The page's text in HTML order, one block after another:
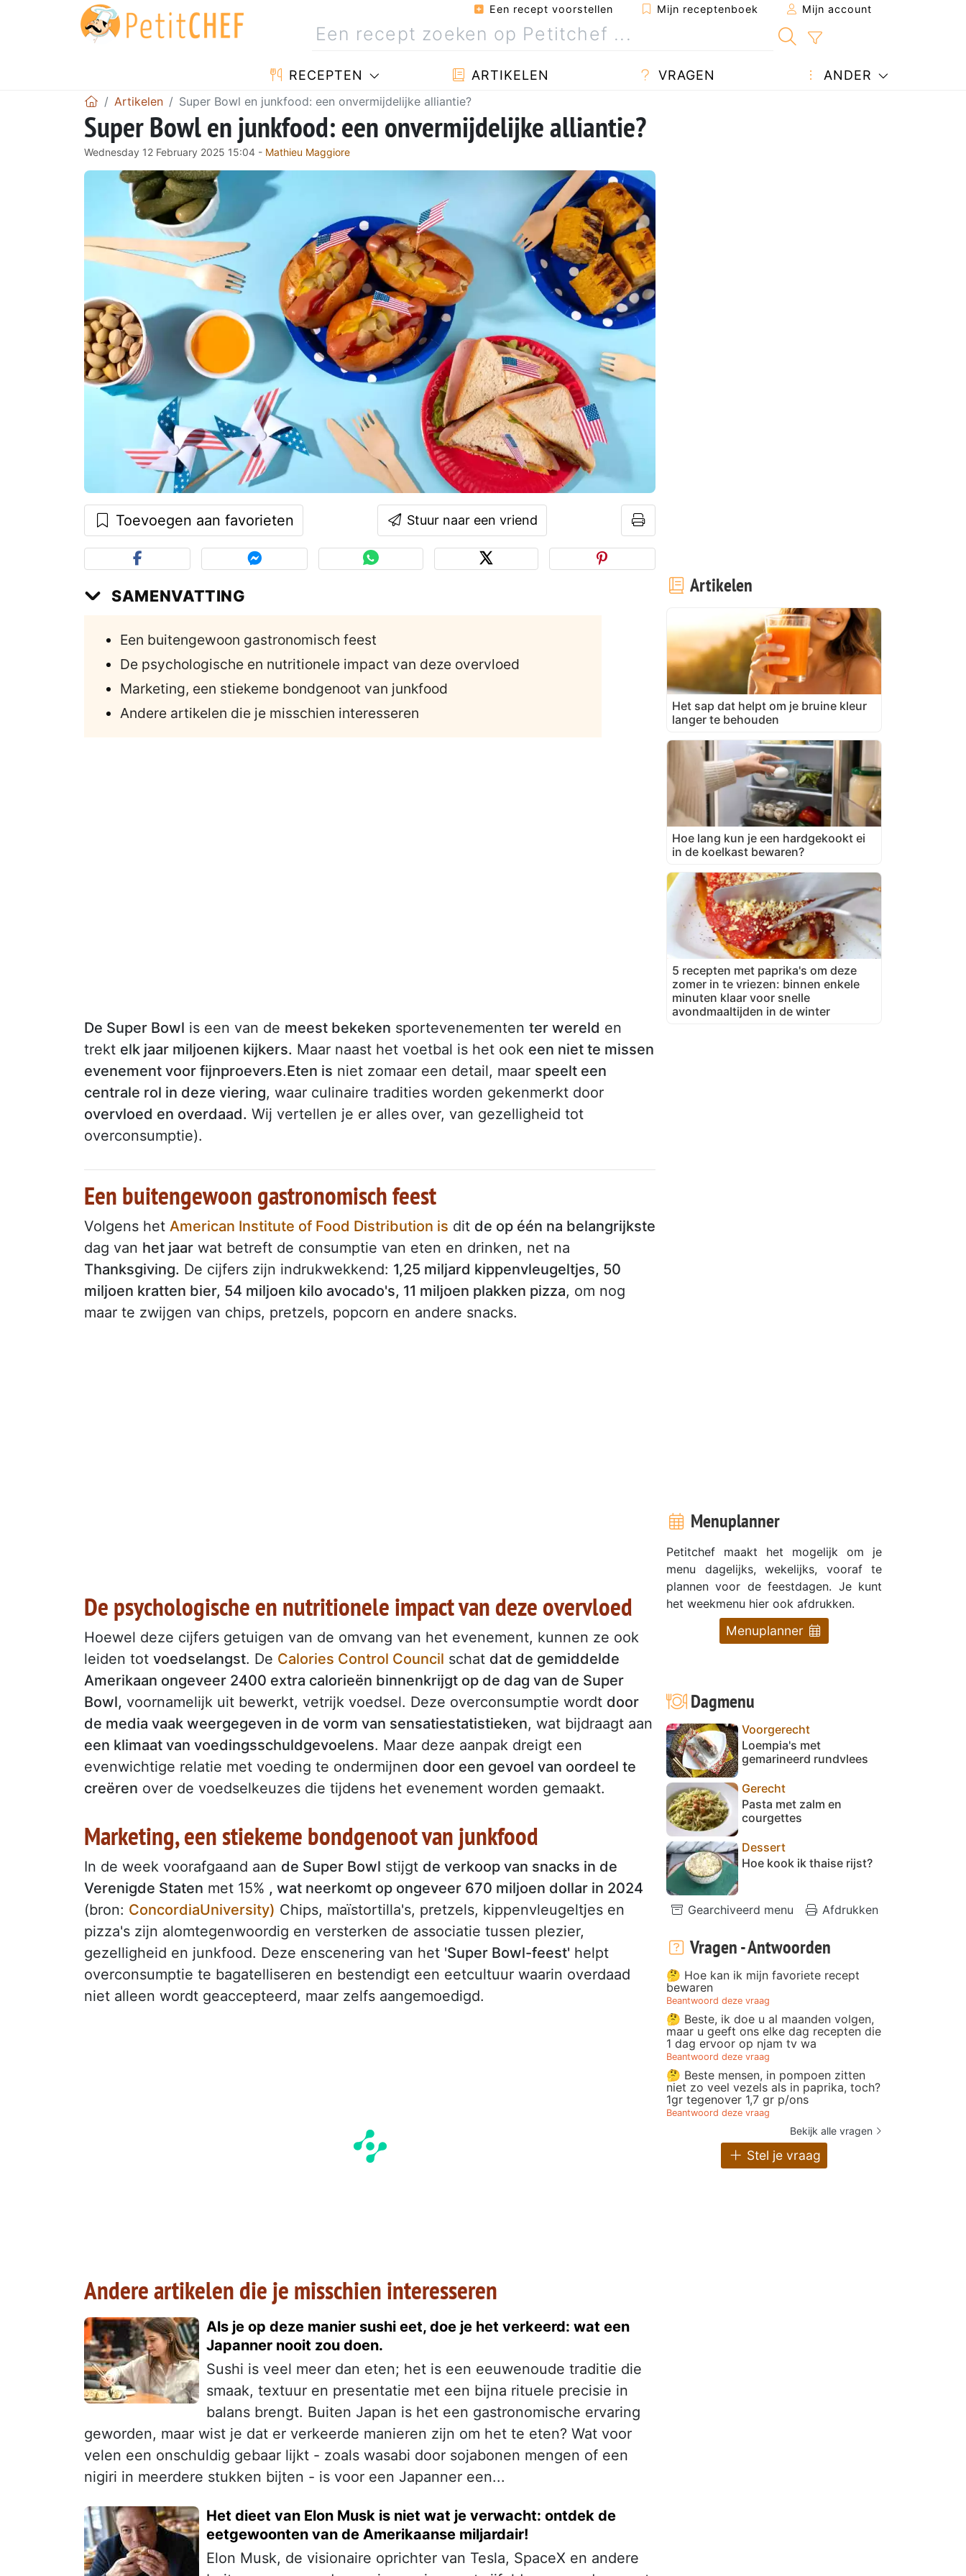
Een recept voorstellen Mijn receptenboek Mijn account
RECEPTEN ARTIKELEN VRAGEN ANDER
Artikelen Super Bowl en junkfood: een onvermijdelijke alliantie?
Super Bowl en junkfood: een onvermijdelijke alliantie?
Wednesday 12 February 2025 15:04 - Mathieu Maggiore
Toevoegen aan favorieten Stuur naar een vriend
SAMENVATTING
Een buitengewoon gastronomisch feest
De psychologische en nutritionele impact van deze overvloed
Marketing, een stiekeme bondgenoot van junkfood
Andere artikelen die je misschien interesseren
De Super Bowl is een van de meest bekeken sportevenementen ter wereld en
trekt elk jaar miljoenen kijkers. Maar naast het voetbal is het ook een niet te missen
evenement voor fijnproevers.Eten is niet zomaar een detail, maar speelt een
centrale rol in deze viering, waar culinaire tradities worden gekenmerkt door
overvloed en overdaad. Wij vertellen je er alles over, van gezelligheid tot
overconsumptie).
Een buitengewoon gastronomisch feest
Volgens het American Institute of Food Distribution is dit de op één na belangrijkste
dag van het jaar wat betreft de consumptie van eten en drinken, net na
Thanksgiving. De cijfers zijn indrukwekkend: 1,25 miljard kippenvleugeltjes, 50
miljoen kratten bier, 54 miljoen kilo avocado's, 11 miljoen plakken pizza, om nog
maar te zwijgen van chips, pretzels, popcorn en andere snacks.
De psychologische en nutritionele impact van deze overvloed
Hoewel deze cijfers getuigen van de omvang van het evenement, kunnen ze ook
leiden tot voedselangst. De Calories Control Council schat dat de gemiddelde
Amerikaan ongeveer 2400 extra calorieën binnenkrijgt op de dag van de Super
Bowl, voornamelijk uit bewerkt, vetrijk voedsel. Deze overconsumptie wordt door
de media vaak weergegeven in de vorm van sensatiestatistieken, wat bijdraagt aan
een klimaat van voedingsschuldgevoelens. Maar deze aanpak dreigt een
evenwichtige relatie met voeding te ondermijnen door een gevoel van oordeel te
creëren over de voedselkeuzes die tijdens het evenement worden gemaakt.
Marketing, een stiekeme bondgenoot van junkfood
In de week voorafgaand aan de Super Bowl stijgt de verkoop van snacks in de
Verenigde Staten met 15% , wat neerkomt op ongeveer 670 miljoen dollar in 2024
(bron: ConcordiaUniversity) Chips, maïstortilla's, pretzels, kippenvleugeltjes en
pizza's zijn alomtegenwoordig en versterken de associatie tussen plezier,
gezelligheid en junkfood. Deze enscenering van het 'Super Bowl-feest' helpt
overconsumptie te bagatelliseren en bestendigt een eetcultuur waarin overdaad
niet alleen wordt geaccepteerd, maar zelfs aangemoedigd.
Andere artikelen die je misschien interesseren
Als je op deze manier sushi eet, doe je het verkeerd: wat een
Japanner nooit zou doen.
Sushi is veel meer dan eten; het is een eeuwenoude traditie die
smaak, textuur en presentatie met een bijna rituele precisie in
balans brengt. Buiten Japan is het een gastronomische ervaring
geworden, maar wist je dat er verkeerde manieren zijn om het te eten? Wat voor
velen een onschuldig gebaar lijkt - zoals wasabi door sojabonen mengen of een
nigiri in meerdere stukken bijten - is voor een Japanner een...
Het dieet van Elon Musk is niet wat je verwacht: ontdek de
eetgewoonten van de Amerikaanse miljardair!
Elon Musk, de visionaire oprichter van Tesla, SpaceX en andere
Artikelen
Het sap dat helpt om je bruine kleur
langer te behouden
Hoe lang kun je een hardgekookt ei
in de koelkast bewaren?
5 recepten met paprika's om deze
zomer in te vriezen: binnen enkele
minuten klaar voor snelle
avondmaaltijden in de winter
Menuplanner
Petitchef maakt het mogelijk om je
menu dagelijks, wekelijks, vooraf te
plannen voor de feestdagen. Je kunt
het weekmenu hier ook afdrukken.
Menuplanner
Dagmenu
Voorgerecht
Loempia's met
gemarineerd rundvlees
Gerecht
Pasta met zalm en
courgettes
Dessert
Hoe kook ik thaise rijst?
Gearchiveerd menu Afdrukken
Vragen - Antwoorden
🤔 Hoe kan ik mijn favoriete recept
bewaren
Beantwoord deze vraag
🤔 Beste, ik doe u al maanden volgen,
maar u geeft ons elke dag recepten die
1 dag ervoor op njam tv wa
Beantwoord deze vraag
🤔 Beste mensen, in pompoen zitten
niet zo veel vezels als in paprika, toch?
1gr tegenover 1,7 gr p/ons
Beantwoord deze vraag
Bekijk alle vragen
Stel je vraag